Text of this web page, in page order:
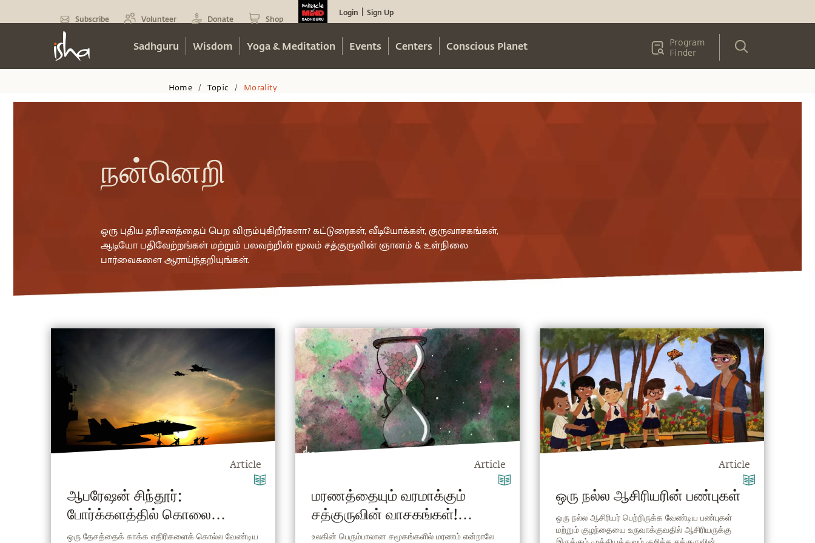
Subscribe Volunteer Donate Shop
Login Sign Up
Sadhguru Wisdom Yoga & Meditation Events Centers Conscious Planet
Program
Finder
Home / Topic / Morality
நன்னெறி
ஒரு புதிய தரிசனத்தைப் பெற விரும்புகிறீர்களா? கட்டுரைகள், வீடியோக்கள், குருவாசகங்கள்,
ஆடியோ பதிவேற்றங்கள் மற்றும் பலவற்றின் மூலம் சத்குருவின் ஞானம் & உள்நிலை
பார்வைகளை ஆராய்ந்தறியுங்கள்.
Article
ஆபரேஷன் சிந்தூர்:
போர்க்களத்தில் கொலை
செய்தாலும் கர்மா உருவாகுமா?
ஒரு தேசத்தைக் காக்க எதிரிகளைக் கொல்ல வேண்டிய
Article
மரணத்தையும் வரமாக்கும்
சத்குருவின் வாசகங்கள்!
(Death Quotes in Tamil)
உலகின் பெரும்பாலான சமூகங்களில் மரணம் என்றாலே
Article
ஒரு நல்ல ஆசிரியரின் பண்புகள்
ஒரு நல்ல ஆசிரியர் பெற்றிருக்க வேண்டிய பண்புகள்
மற்றும் குழந்தையை உருவாக்குவதில் ஆசிரியருக்கு